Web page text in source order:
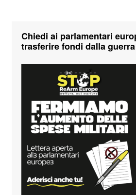
Chiedi ai parlamentari
trasferire fondi dalla